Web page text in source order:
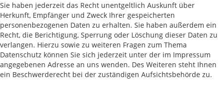
Sie haben jederzeit das Recht unentgeltlich Auskunft über
Herkunft, Empfänger und Zweck Ihrer gespeicherten
personenbezogenen Daten zu erhalten. Sie haben außerdem ein
Recht, die Berichtigung, Sperrung oder Löschung dieser Daten zu
verlangen. Hierzu sowie zu weiteren Fragen zum Thema
Datenschutz können Sie sich jederzeit unter der im Impressum
angegebenen Adresse an uns wenden. Des Weiteren steht Ihnen
ein Beschwerderecht bei der zuständigen Aufsichtsbehörde zu.